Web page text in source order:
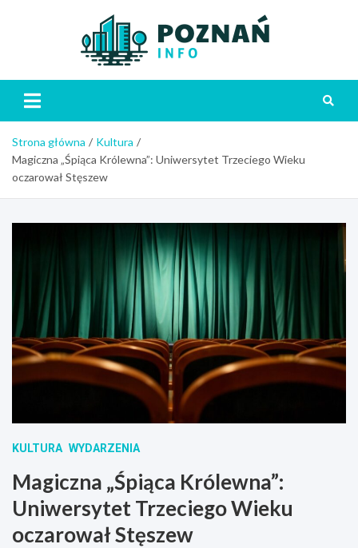
Strona główna
Kultura
Magiczna „Śpiąca Królewna”: Uniwersytet Trzeciego Wieku
oczarował Stęszew
KULTURA WYDARZENIA
Magiczna „Śpiąca Królewna”:
Uniwersytet Trzeciego Wieku
oczarował Stęszew